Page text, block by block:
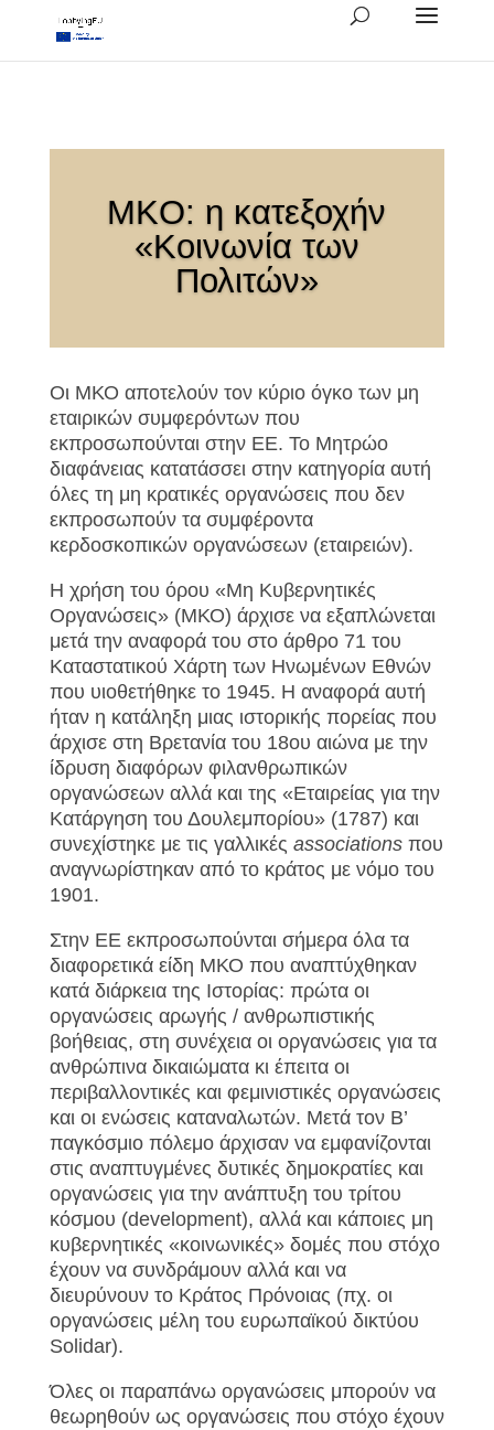
MKO: η κατεξοχήν
«Κοινωνία των
Πολιτών»
Οι ΜΚΟ αποτελούν τον κύριο όγκο των μη
εταιρικών συμφερόντων που
εκπροσωπούνται στην ΕΕ. Το Μητρώο
διαφάνειας κατατάσσει στην κατηγορία αυτή
όλες τη μη κρατικές οργανώσεις που δεν
εκπροσωπούν τα συμφέροντα
κερδοσκοπικών οργανώσεων (εταιρειών).
Η χρήση του όρου «Μη Κυβερνητικές
Οργανώσεις» (ΜΚΟ) άρχισε να εξαπλώνεται
μετά την αναφορά του στο άρθρο 71 του
Καταστατικού Χάρτη των Ηνωμένων Εθνών
που υιοθετήθηκε το 1945. Η αναφορά αυτή
ήταν η κατάληξη μιας ιστορικής πορείας που
άρχισε στη Βρετανία του 18ου αιώνα με την
ίδρυση διαφόρων φιλανθρωπικών
οργανώσεων αλλά και της «Εταιρείας για την
Κατάργηση του Δουλεμπορίου» (1787) και
συνεχίστηκε με τις γαλλικές associations που
αναγνωρίστηκαν από το κράτος με νόμο του
1901.
Στην ΕΕ εκπροσωπούνται σήμερα όλα τα
διαφορετικά είδη ΜΚΟ που αναπτύχθηκαν
κατά διάρκεια της Ιστορίας: πρώτα οι
οργανώσεις αρωγής / ανθρωπιστικής
βοήθειας, στη συνέχεια οι οργανώσεις για τα
ανθρώπινα δικαιώματα κι έπειτα οι
περιβαλλοντικές και φεμινιστικές οργανώσεις
και οι ενώσεις καταναλωτών. Μετά τον Β’
παγκόσμιο πόλεμο άρχισαν να εμφανίζονται
στις αναπτυγμένες δυτικές δημοκρατίες και
οργανώσεις για την ανάπτυξη του τρίτου
κόσμου (development), αλλά και κάποιες μη
κυβερνητικές «κοινωνικές» δομές που στόχο
έχουν να συνδράμουν αλλά και να
διευρύνουν το Κράτος Πρόνοιας (πχ. οι
οργανώσεις μέλη του ευρωπαϊκού δικτύου
Solidar).
Όλες οι παραπάνω οργανώσεις μπορούν να
θεωρηθούν ως οργανώσεις που στόχο έχουν